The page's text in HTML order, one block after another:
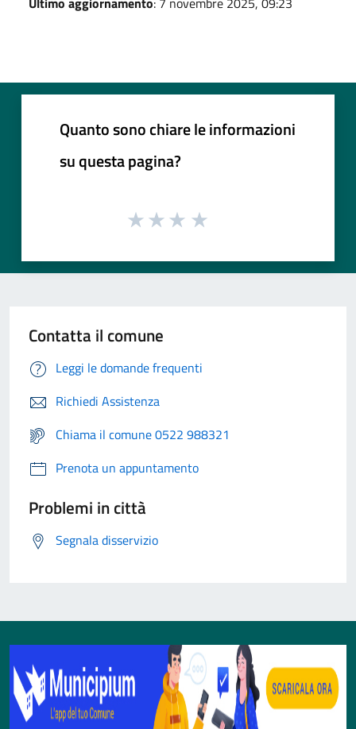
Quanto sono chiare le informazioni
su questa pagina?
Contatta il comune
Leggi le domande frequenti
Richiedi Assistenza
Chiama il comune 0522 988321
Prenota un appuntamento
Problemi in città
Segnala disservizio